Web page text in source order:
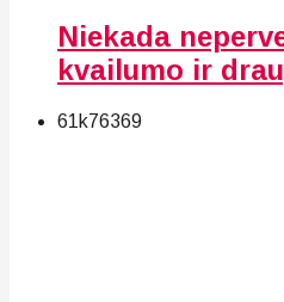
Niekada
kvailumo ir
61k76369